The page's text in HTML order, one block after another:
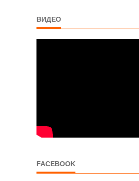
ВИДЕО
FACEBOOK